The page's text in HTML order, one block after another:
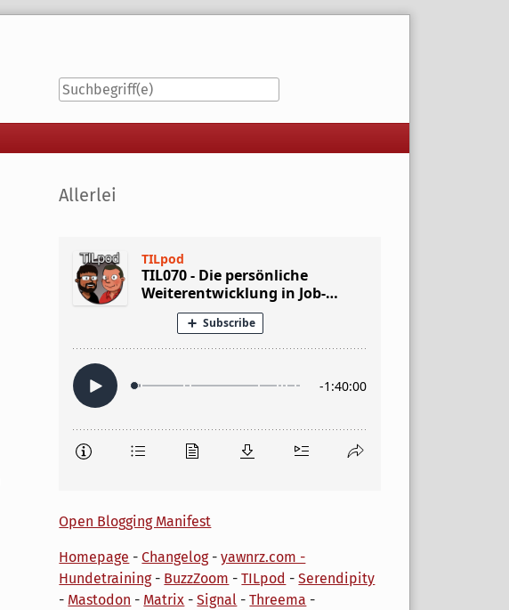
Seitenleiste
Allerlei
Open Blogging Manifest
Homepage -Changelog-yawnrz.com -
Hundetraining- BuzzZoom -TILpod -Serendipity
- Mastodon - Matrix -Signal -Threema -